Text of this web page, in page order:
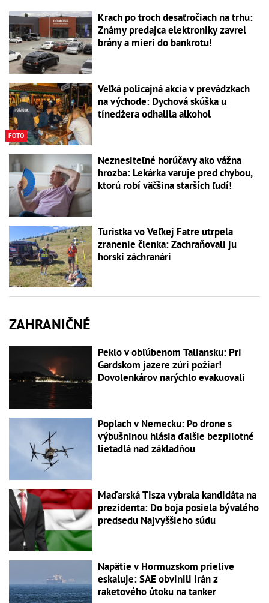
Krach po troch desaťročiach na trhu:
Známy predajca elektroniky zavrel
brány a mieri do bankrotu!
FOTO
Veľká policajná akcia v prevádzkach
na východe: Dychová skúška u
tínedžera odhalila alkohol
Neznesiteľné horúčavy ako vážna
hrozba: Lekárka varuje pred chybou,
ktorú robí väčšina starších ľudí!
Turistka vo Veľkej Fatre utrpela
zranenie členka: Zachraňovali ju
horskí záchranári
ZAHRANIČNÉ
Peklo v obľúbenom Taliansku: Pri
Gardskom jazere zúri požiar!
Dovolenkárov narýchlo evakuovali
Poplach v Nemecku: Po drone s
výbušninou hlásia ďalšie bezpilotné
lietadlá nad základňou
Maďarská Tisza vybrala kandidáta na
prezidenta: Do boja posiela bývalého
predsedu Najvyššieho súdu
Napätie v Hormuzskom prielive
eskaluje: SAE obvinili Irán z
raketového útoku na tanker